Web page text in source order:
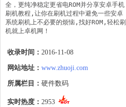
全，更纯净稳定更省电ROM并分享安卓手机
刷机教程,让你在刷机过程中避免一些安卓
系统刷机上不必要的烦恼,找好ROM,轻松刷
机就上卓机网！
收录时间： 2016-11-08
网站地址： www.zhuoji.com
所属栏目： 硬件数码
实时热度： 2953